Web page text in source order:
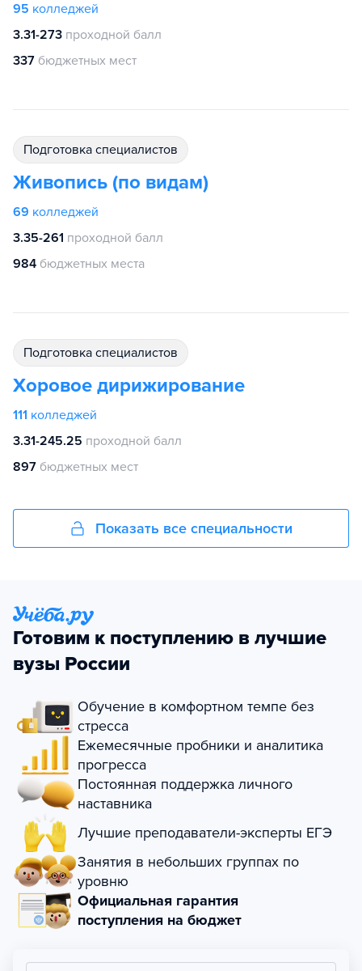
95 колледжей
3.31-273 проходной балл
337 бюджетных мест
подготовка специалистов
Живопись (по видам)
69 колледжей
3.35-261 проходной балл
984 бюджетных места
подготовка специалистов
Хоровое дирижирование
111 колледжей
3.31-245.25 проходной балл
897 бюджетных мест
Показать все специальности
Готовим к поступлению в лучшие
вузы России
Обучение в комфортном темпе без
стресса
Ежемесячные пробники и аналитика
прогресса
Постоянная поддержка личного
наставника
Лучшие преподаватели-эксперты ЕГЭ
Занятия в небольших группах по
уровню
Официальная гарантия
поступления на бюджет